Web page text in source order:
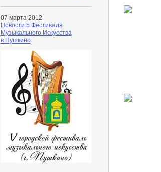
07 марта 2012
Новости 5 Фестиваля
Музыкального Искусства
в Пушкино